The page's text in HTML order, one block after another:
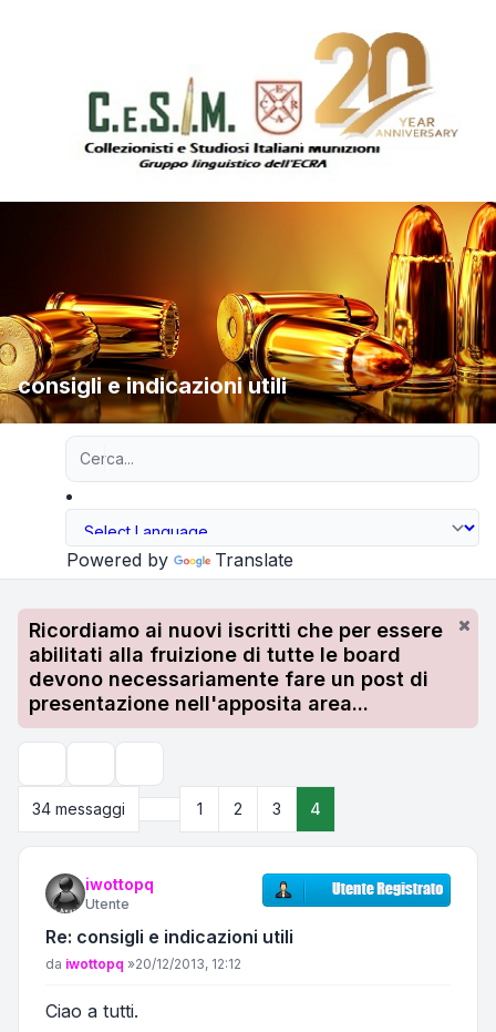
consigli e indicazioni utili
Powered by Translate
Ricordiamo ai nuovi iscritti che per essere
abilitati alla fruizione di tutte le board
devono necessariamente fare un post di
presentazione nell'apposita area...
34 messaggi
Precedente
1 2 3 4
iwottopq
Utente
Re: consigli e indicazioni utili
Messaggio
da iwottopq »20/12/2013, 12:12
Ciao a tutti.